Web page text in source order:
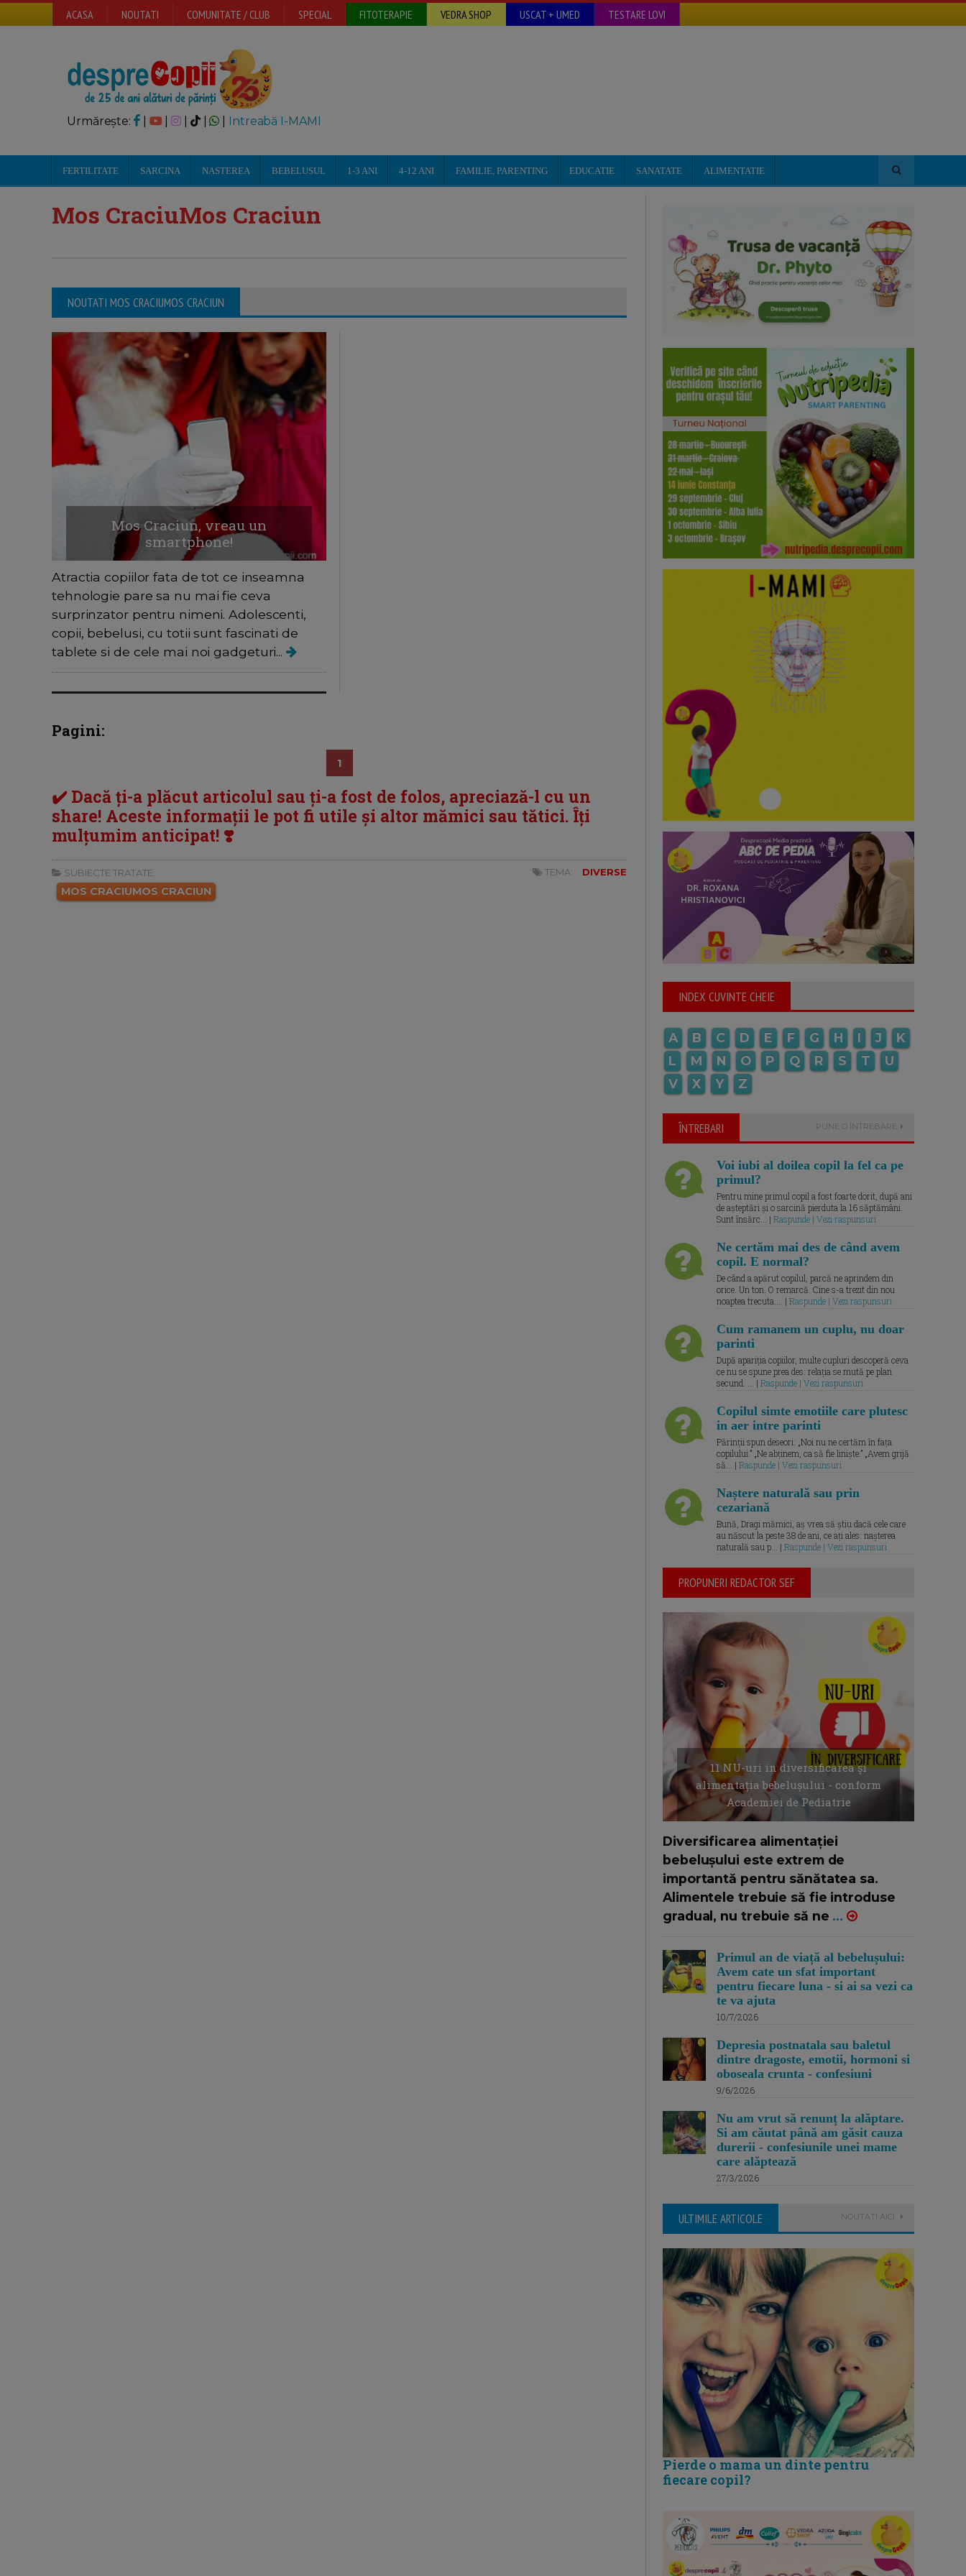
ACASA NOUTATI COMUNITATE / CLUB SPECIAL FITOTERAPIE VEDRA SHOP USCAT + UMED TESTARE LOVI
Urmărește: | | Intreabă I-MAMI
FERTILITATE SARCINA NASTEREA BEBELUSUL 1-3 ANI 4-12 ANI FAMILIE, PARENTING EDUCATIE SANATATE ALIMENTATIE
Mos CraciuMos Craciun
NOUTATI MOS CRACIUMOS CRACIUN
Mos Craciun, vreau un
smartphone!
Atractia copiilor fata de tot ce inseamna
tehnologie pare sa nu mai fie ceva
surprinzator pentru nimeni. Adolescenti,
copii, bebelusi, cu totii sunt fascinati de
tablete si de cele mai noi gadgeturi...
Pagini:
1
✔️ Dacă ți-a plăcut articolul sau ți-a fost de folos, apreciază-l cu un
share! Aceste informații le pot fi utile și altor mămici sau tătici. Îți
mulțumim anticipat! ❣️
SUBIECTE TRATATE:
MOS CRACIUMOS CRACIUN
TEMA: DIVERSE
INDEX CUVINTE CHEIE
A B C D E F G H I J
K
L
M N O P Q R S T
U
V
X Y Z
ÎNTREBARI PUNE O ÎNTREBARE
Voi iubi al doilea copil la fel ca pe
primul?
Pentru mine primul copil a fost foarte dorit, după ani
de așteptări și o sarcină pierduta la 16 săptămâni.
Sunt însărc... | Raspunde | Vezi raspunsuri
Ne certăm mai des de când avem
copil. E normal?
De când a apărut copilul, parcă ne aprindem din
orice. Un ton. O remarcă. Cine s-a trezit din nou
noaptea trecuta.... | Raspunde | Vezi raspunsuri
Cum ramanem un cuplu, nu doar
parinti
După apariția copiilor, multe cupluri descoperă ceva
ce nu se spune prea des: relația se mută pe plan
secund. ... | Raspunde | Vezi raspunsuri
Copilul simte emotiile care plutesc
in aer intre parinti
Părinții spun deseori: „Noi nu ne certăm în fața
copilului.” „Ne abținem, ca să fie liniște.” „Avem grijă
să... | Raspunde | Vezi raspunsuri
Naștere naturală sau prin
cezariană
Bună, Dragi mămici, aș vrea să știu dacă cele care
au născut la peste 38 de ani, ce ați ales: nașterea
naturală sau p... | Raspunde | Vezi raspunsuri
PROPUNERI REDACTOR SEF
11 NU-uri in diversificarea și
alimentația bebelușului - conform
Academiei de Pediatrie
Diversificarea alimentației
bebelușului este extrem de
importantă pentru sănătatea sa.
Alimentele trebuie să fie introduse
gradual, nu trebuie să ne ...
Primul an de viață al bebelușului:
Avem cate un sfat important
pentru fiecare luna - si ai sa vezi ca
te va ajuta
10/7/2026
Depresia postnatala sau baletul
dintre dragoste, emotii, hormoni si
oboseala crunta - confesiuni
9/6/2026
Nu am vrut să renunț la alăptare.
Si am căutat până am găsit cauza
durerii - confesiunile unei mame
care alăptează
27/3/2026
ULTIMILE ARTICOLE NOUTATI AICI
Pierde o mama un dinte pentru
fiecare copil?